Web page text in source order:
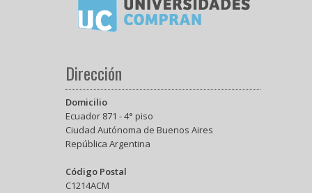
Dirección
Domicilio
Ecuador 871 - 4° piso
Ciudad Autónoma de Buenos Aires
República Argentina
Código Postal
C1214ACM